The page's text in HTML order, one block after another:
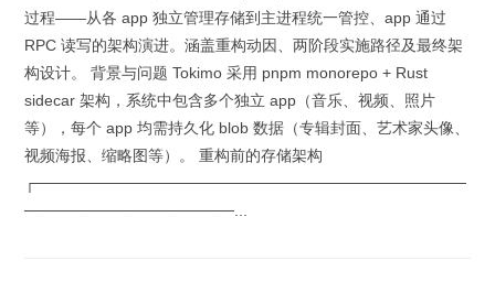
过程——从各 app 独立管理存储到主进程统一管控、app 通过
RPC 读写的架构演进。涵盖重构动因、两阶段实施路径及最终架
构设计。 背景与问题 Tokimo 采用 pnpm monorepo + Rust
sidecar 架构，系统中包含多个独立 app（音乐、视频、照片
等），每个 app 均需持久化 blob 数据（专辑封面、艺术家头像、
视频海报、缩略图等）。 重构前的存储架构
┌───────────────────────────────────────
───────────────────...